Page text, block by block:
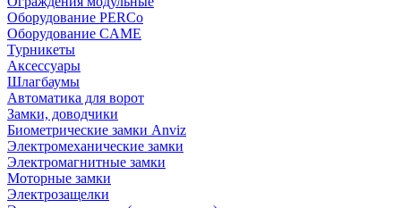
Оборудование PERCo
Оборудование CAME
Турникеты
Аксессуары
Шлагбаумы
Автоматика для ворот
Замки, доводчики
Биометрические замки Anviz
Электромеханические замки
Электромагнитные замки
Моторные замки
Электрозащелки